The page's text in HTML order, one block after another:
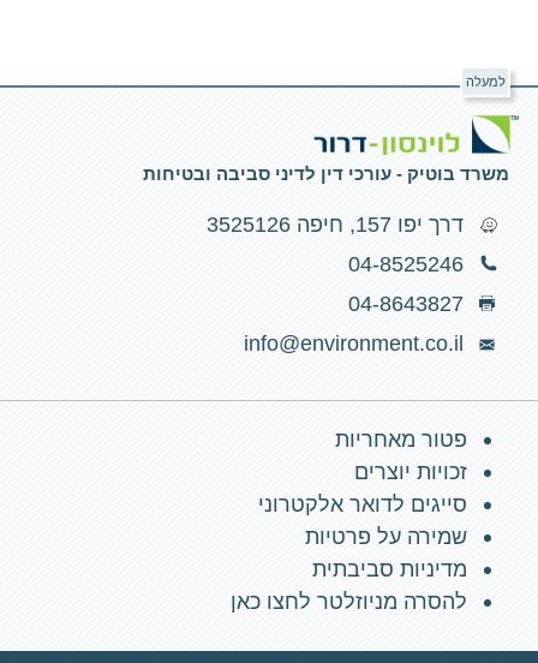
למעלה
משרד בוטיק - עורכי דין לדיני סביבה ובטיחות
דרך יפו 157, חיפה 3525126
04-8525246
04-8643827
info@environment.co.il
פטור מאחריות
זכויות יוצרים
סייגים לדואר אלקטרוני
שמירה על פרטיות
מדיניות סביבתית
להסרה מניוזלטר לחצו כאן